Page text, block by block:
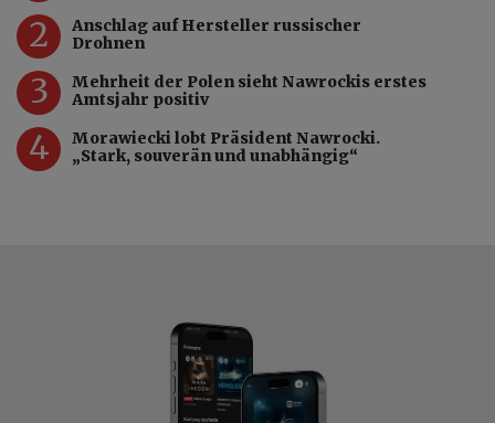
2
Anschlag auf Hersteller russischer
Drohnen
3
Mehrheit der Polen sieht Nawrockis erstes
Amtsjahr positiv
4
Morawiecki lobt Präsident Nawrocki.
„Stark, souverän und unabhängig“